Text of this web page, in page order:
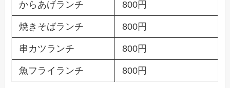
からあげランチ 800円
焼きそばランチ 800円
串カツランチ 800円
魚フライランチ 800円